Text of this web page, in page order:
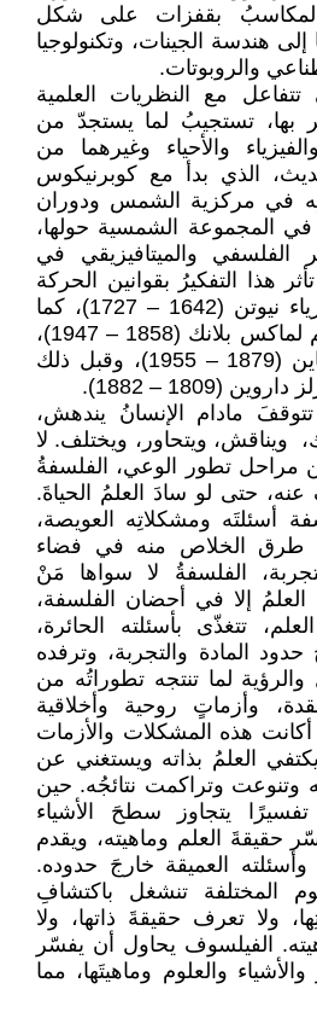
بقفزات على شكل
هندسة الجينات، وتكنولوجيا
والروبوتات.
مع النظريات العلمية
بها، تستجيبُ لما يستجدّ من
والأحياء وغيرهما من
الذي بدأ مع كوبرنيكوس
ونظريتِه في مركزية الشمس ودوران
في المجموعة الشمسية حولها،
الفلسفي والميتافيزيقي في
هذا التفكيرُ بقوانين الحركة
والجاذبية العامة في فيزياء نيوتن (1642 – 1727)، كما
تأثر لاحقًا بفيزياء الكوانتم لماكس بلانك (1858 – 1947)،
والنظرية النسبية لأينشتاين (1879 – 1955)، وقبل ذلك
(1809 – 1882).
مادام الإنسانُ يندهش،
ويناقش، ويتحاور، ويختلف. لا
مراحل تطور الوعي، الفلسفةُ
حتى لو سادَ العلمُ الحياةَ.
أسئلتَه ومشكلاتِه العويصة،
طرق الخلاص منه في فضاء
الفلسفةُ لا سواها مَنْ
إلا ‏في أحضان الفلسفة،
تتغذّى بأسئلته الحائرة،
المادة والتجربة، وترفده
والرؤية لما تنتجه تطوراتُه من
وأزماتٍ روحية وأخلاقية
هذه المشكلات والأزمات
العلمُ بذاته ويستغني عن
وتنوعت وتراكمت نتائجُه. حين
يتجاوز سطحَ الأشياء
حقيقةَ العلم وماهيته، ويقدم
العميقة خارجَ حدوده.
المختلفة تنشغل باكتشافِ
ولا تعرف حقيقةَ ذاتها، ولا
الفيلسوف يحاول أن يفسّر
والعلوم وماهيتَها، مما